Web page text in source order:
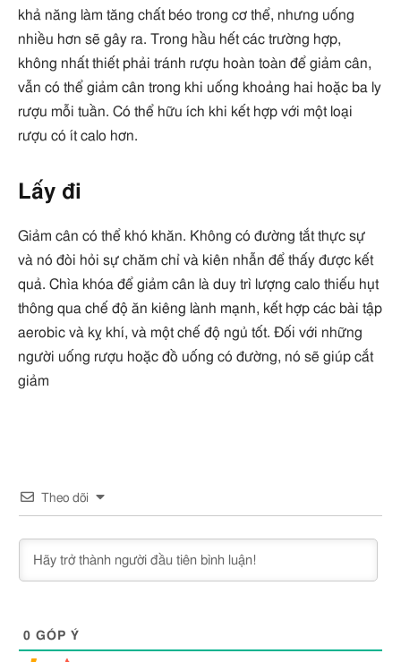
khả năng làm tăng chất béo trong cơ thể, nhưng uống
nhiều hơn sẽ gây ra. Trong hầu hết các trường hợp,
không nhất thiết phải tránh rượu hoàn toàn để giảm cân,
vẫn có thể giảm cân trong khi uống khoảng hai hoặc ba ly
rượu mỗi tuần. Có thể hữu ích khi kết hợp với một loại
rượu có ít calo hơn.
Lấy đi
Giảm cân có thể khó khăn. Không có đường tắt thực sự
và nó đòi hỏi sự chăm chỉ và kiên nhẫn để thấy được kết
quả. Chìa khóa để giảm cân là duy trì lượng calo thiếu hụt
thông qua chế độ ăn kiêng lành mạnh, kết hợp các bài tập
aerobic và kỵ khí, và một chế độ ngủ tốt. Đối với những
người uống rượu hoặc đồ uống có đường, nó sẽ giúp cắt
giảm
Theo dõi
0 GÓP Ý